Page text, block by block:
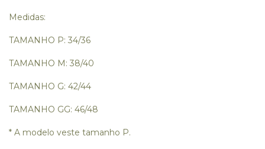
Medidas:
TAMANHO P: 34/36
TAMANHO M: 38/40
TAMANHO G: 42/44
TAMANHO GG: 46/48
* A modelo veste tamanho P.